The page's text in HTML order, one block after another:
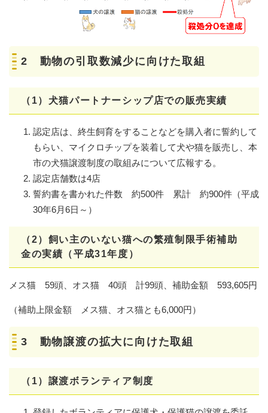
2 動物の引取数減少に向けた取組
（1）犬猫パートナーシップ店での販売実績
認定店は、終生飼育をすることなどを購入者に誓約して
もらい、マイクロチップを装着して犬や猫を販売し、本
市の犬猫譲渡制度の取組みについて広報する。
認定店舗数は4店
誓約書を書かれた件数 約500件 累計 約900件（平成
30年6月6日～）
（2）飼い主のいない猫への繁殖制限手術補助
金の実績（平成31年度）
メス猫 59頭、オス猫 40頭 計99頭、補助金額 593,605円
（補助上限金額 メス猫、オス猫とも6,000円）
3 動物譲渡の拡大に向けた取組
（1）譲渡ボランティア制度